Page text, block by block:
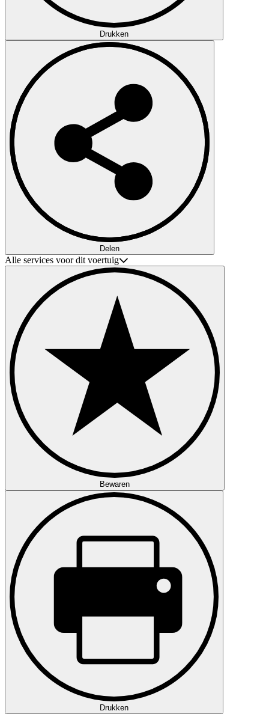
Drukken
Delen
Alle services voor dit voertuig
Bewaren
Drukken